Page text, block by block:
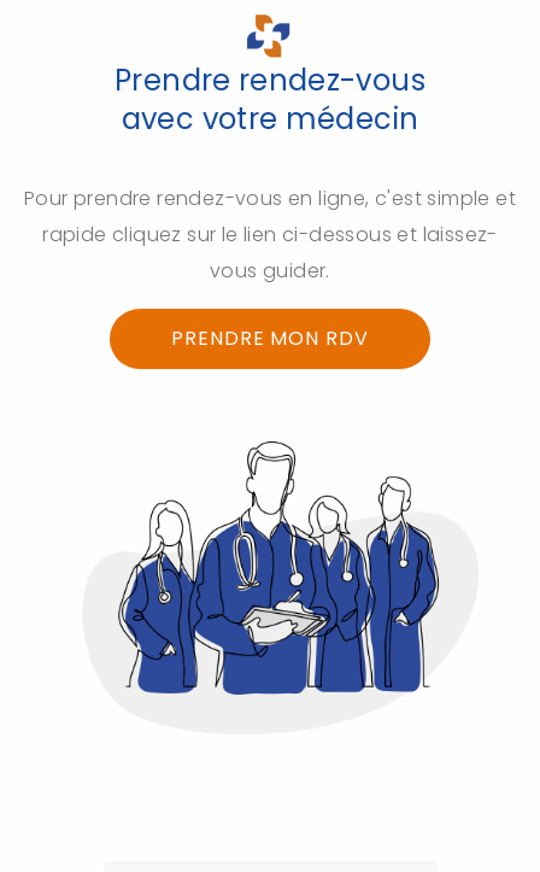
Prendre rendez-vous
avec votre médecin
Pour prendre rendez-vous en ligne, c'est simple et
rapide cliquez sur le lien ci-dessous et laissez-
vous guider.
PRENDRE MON RDV